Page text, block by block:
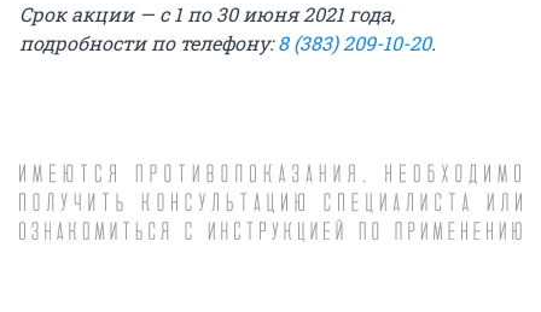
Срок акции — с 1 по 30 июня 2021 года,
подробности по телефону:8 (383) 209-10-20.